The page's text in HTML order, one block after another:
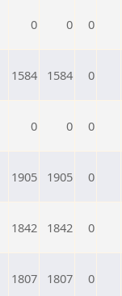
0 0 0
1584 1584 0
0 0 0
1905 1905 0
1842 1842 0
1807 1807 0